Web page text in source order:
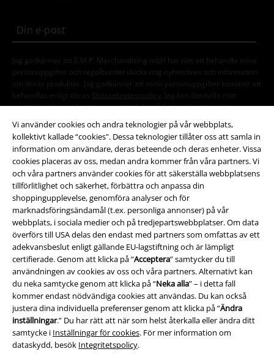
Vi använder cookies och andra teknologier på vår webbplats,
kollektivt kallade “cookies". Dessa teknologier tillåter oss att samla in
information om användare, deras beteende och deras enheter. Vissa
cookies placeras av oss, medan andra kommer från våra partners. Vi
och våra partners använder cookies för att säkerställa webbplatsens
tillförlitlighet och säkerhet, förbättra och anpassa din
shoppingupplevelse, genomföra analyser och för
marknadsföringsändamål (t.ex. personliga annonser) på vår
webbplats, i sociala medier och på tredjepartswebbplatser. Om data
överförs till USA delas den endast med partners som omfattas av ett
adekvansbeslut enligt gällande EU-lagstiftning och är lämpligt
certifierade. Genom att klicka på “Acceptera” samtycker du till
användningen av cookies av oss och våra partners. Alternativt kan
du neka samtycke genom att klicka på “Neka alla” – i detta fall
kommer endast nödvändiga cookies att användas. Du kan också
justera dina individuella preferenser genom att klicka på “Ändra
inställningar.” Du har rätt att när som helst återkalla eller ändra ditt
samtycke i Inställningar för cookies. För mer information om
dataskydd, besök Integritetspolicy.
Jag godkänner att E.M.P. Merchandising mbH har rätt att behandla mina
personuppgifter och regelbundet skicka mig nyhetsbrev och information
om deras produkter. Jag godkänner att mina personuppgifter kommer att
behandlas enligt deras
samtycke när som helst genom att klicka på länken för att avsluta
prenumeration som finns med i alla EMP:s nyhetsbrev.
Härkan jag avsluta prenumerationen på nyhetsbrevet.
Prenumerera
*Gäller i 4 veckor och gäller endast online. Kan inte kombineras med
andra erbjudanden/kampanjer. Aktuell rabatt dras av när rabattkoden
löses in i kassan. Gäller ej vid köp av biljetter, böcker, media, Rammstein-
produkter, (Till) Lindemann,-produkter, Böhse Onklez-produkter, Broilers-
produkter, Die Toten Hosen-produkter, Die Ärzte-produkter, Feine Sahne
Fischfilet-produkter, presentkort eller varor vars pris inkluderar en
donation.
Vår kundtjänst är här för dig